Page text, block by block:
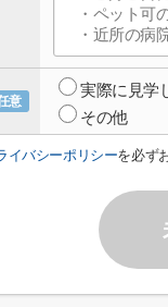
意
実際に見学
その他
イバシーポリシーを必ず